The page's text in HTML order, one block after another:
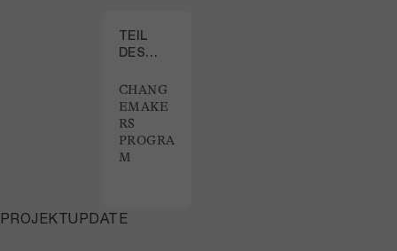
PROJEKTUPDATE
TEIL
DES
CHANG
EMAKE
RS
PROGRA
M